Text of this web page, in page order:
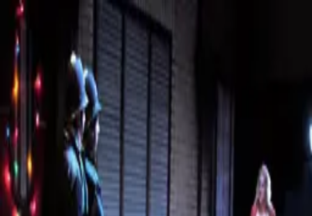
Christian Klischat
FOTOS
VITA
THEATERSOLOS
PRESSE
TERMINE
KONTAKT
Vorstellungsfotos Portraits
© 2026 | Impressum| Datenschutzerklärung